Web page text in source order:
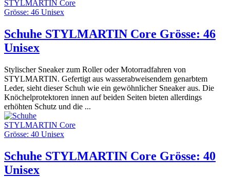
Schuhe STYLMARTIN Core Grösse: 46
Unisex
Stylischer Sneaker zum Roller oder Motorradfahren von
STYLMARTIN. Gefertigt aus wasserabweisendem genarbtem
Leder, sieht dieser Schuh wie ein gewöhnlicher Sneaker aus. Die
Knöchelprotektoren innen auf beiden Seiten bieten allerdings
erhöhten Schutz und die ...
Schuhe STYLMARTIN Core Grösse: 40
Unisex